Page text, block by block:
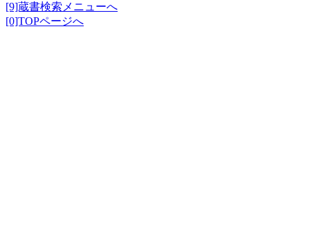
[9]蔵書検索メニューへ
[0]TOPページへ